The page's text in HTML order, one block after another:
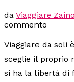
da Viaggiare
commento
Viaggiare da soli
sceglie il proprio
si ha la libertà di